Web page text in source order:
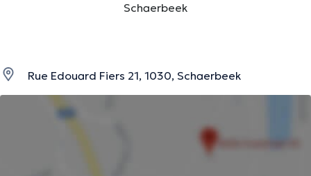
Schaerbeek
Rue Edouard Fiers 21, 1030, Schaerbeek